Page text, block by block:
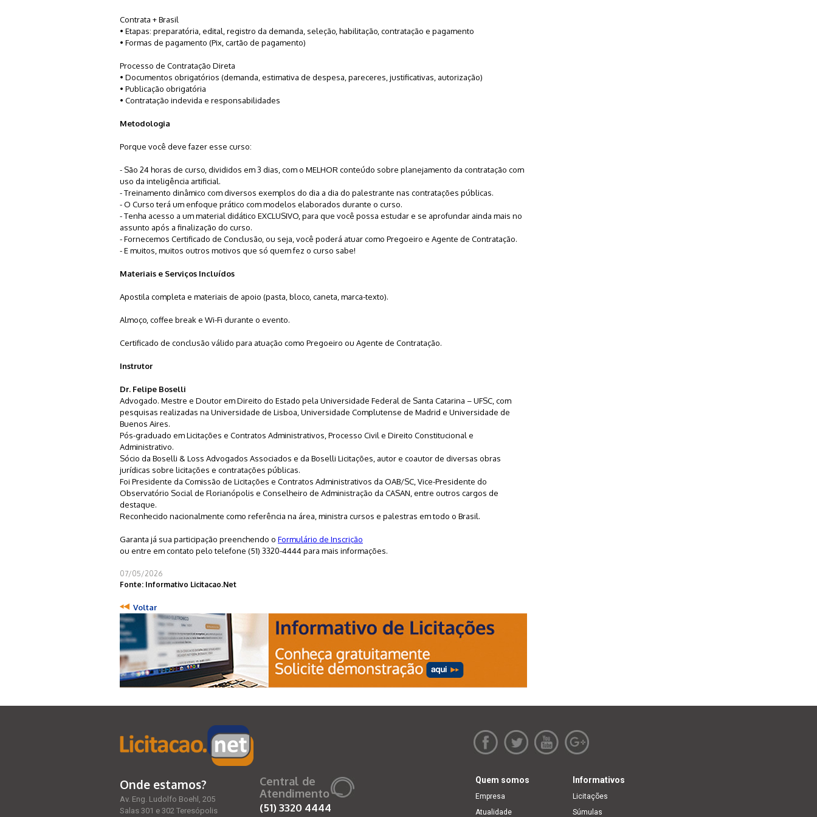
Contrata + Brasil
• Etapas: preparatória, edital, registro da demanda, seleção, habilitação, contratação e pagamento
• Formas de pagamento (Pix, cartão de pagamento)
Processo de Contratação Direta
• Documentos obrigatórios (demanda, estimativa de despesa, pareceres, justificativas, autorização)
• Publicação obrigatória
• Contratação indevida e responsabilidades
Metodologia
Porque você deve fazer esse curso:
- São 24 horas de curso, divididos em 3 dias, com o MELHOR conteúdo sobre planejamento da contratação com
uso da inteligência artificial.
- Treinamento dinâmico com diversos exemplos do dia a dia do palestrante nas contratações públicas.
- O Curso terá um enfoque prático com modelos elaborados durante o curso.
- Tenha acesso a um material didático EXCLUSIVO, para que você possa estudar e se aprofundar ainda mais no
assunto após a finalização do curso.
- Fornecemos Certificado de Conclusão, ou seja, você poderá atuar como Pregoeiro e Agente de Contratação.
- E muitos, muitos outros motivos que só quem fez o curso sabe!
Materiais e Serviços Incluídos
Apostila completa e materiais de apoio (pasta, bloco, caneta, marca-texto).
Almoço, coffee break e Wi-Fi durante o evento.
Certificado de conclusão válido para atuação como Pregoeiro ou Agente de Contratação.
Instrutor
Dr. Felipe Boselli
Advogado. Mestre e Doutor em Direito do Estado pela Universidade Federal de Santa Catarina – UFSC, com
pesquisas realizadas na Universidade de Lisboa, Universidade Complutense de Madrid e Universidade de
Buenos Aires.
Pós-graduado em Licitações e Contratos Administrativos, Processo Civil e Direito Constitucional e
Administrativo.
Sócio da Boselli & Loss Advogados Associados e da Boselli Licitações, autor e coautor de diversas obras
jurídicas sobre licitações e contratações públicas.
Foi Presidente da Comissão de Licitações e Contratos Administrativos da OAB/SC, Vice-Presidente do
Observatório Social de Florianópolis e Conselheiro de Administração da CASAN, entre outros cargos de
destaque.
Reconhecido nacionalmente como referência na área, ministra cursos e palestras em todo o Brasil.
Garanta já sua participação preenchendo o Formulário de Inscrição
ou entre em contato pelo telefone (51) 3320-4444 para mais informações.
07/05/2026
Fonte: Informativo Licitacao.Net
Voltar
Onde estamos?
Av. Eng. Ludolfo Boehl, 205
Salas 301 e 302 Teresópolis
Central de
Atendimento
(51)3320 4444
Quem somos
Empresa
Atualidade
Informativos
Licitações
Súmulas